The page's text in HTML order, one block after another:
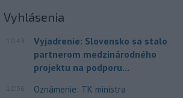
Vyhlásenia
10:43
Vyjadrenie: Slovensko sa stalo
partnerom medzinárodného
projektu na podporu...
10:36
Oznámenie: TK ministra